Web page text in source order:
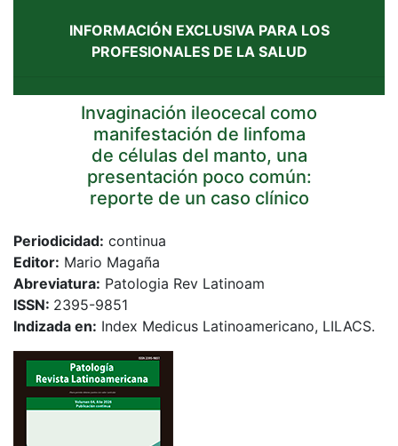
INFORMACIÓN EXCLUSIVA PARA LOS
PROFESIONALES DE LA SALUD
Invaginación ileocecal como
manifestación de linfoma
de células del manto, una
presentación poco común:
reporte de un caso clínico
Periodicidad: continua
Editor: Mario Magaña
Abreviatura: Patologia Rev Latinoam
ISSN: 2395-9851
Indizada en: Index Medicus Latinoamericano, LILACS.